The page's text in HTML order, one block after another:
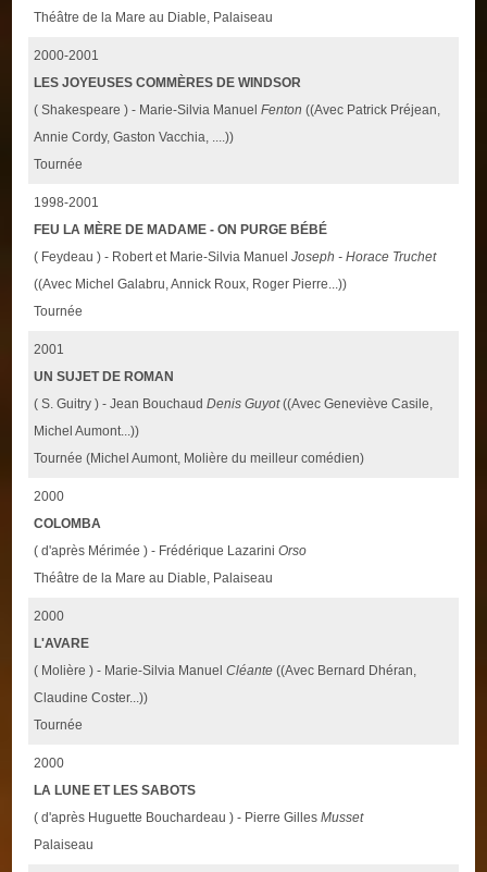
Théâtre de la Mare au Diable, Palaiseau
2000-2001
LES JOYEUSES COMMÈRES DE WINDSOR
( Shakespeare ) - Marie-Silvia ManuelFenton ((Avec Patrick Préjean,
Annie Cordy, Gaston Vacchia, ....))
Tournée
1998-2001
FEU LA MÈRE DE MADAME - ON PURGE BÉBÉ
( Feydeau ) - Robert et Marie-Silvia ManuelJoseph - Horace Truchet
((Avec Michel Galabru, Annick Roux, Roger Pierre...))
Tournée
2001
UN SUJET DE ROMAN
( S. Guitry ) - Jean BouchaudDenis Guyot((Avec Geneviève Casile,
Michel Aumont...))
Tournée (Michel Aumont, Molière du meilleur comédien)
2000
COLOMBA
( d'après Mérimée ) - Frédérique LazariniOrso
Théâtre de la Mare au Diable, Palaiseau
2000
L'AVARE
( Molière ) - Marie-Silvia ManuelCléante ((Avec Bernard Dhéran,
Claudine Coster...))
Tournée
2000
LA LUNE ET LES SABOTS
( d'après Huguette Bouchardeau ) - Pierre GillesMusset
Palaiseau